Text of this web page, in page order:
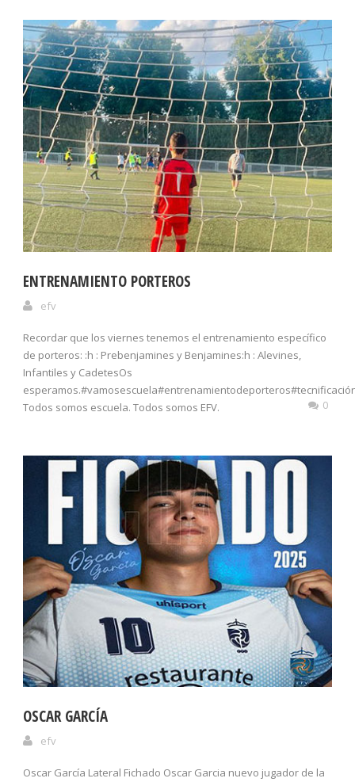
ENTRENAMIENTO PORTEROS
efv
Recordar que los viernes tenemos el entrenamiento específico
de porteros: :h : Prebenjamines y Benjamines:h : Alevines,
Infantiles y CadetesOs
Todos somos escuela. Todos somos EFV.
0
OSCAR GARCÍA
efv
Oscar García Lateral Fichado Oscar Garcia nuevo jugador de la